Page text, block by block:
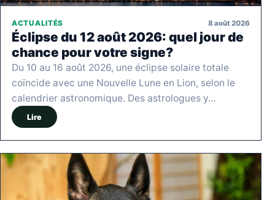
ACTUALITÉS 8 août 2026
Éclipse du 12 août 2026: quel jour de
chance pour votre signe?
Du 10 au 16 août 2026, une éclipse solaire totale
coïncide avec une Nouvelle Lune en Lion, selon le
calendrier astronomique. Des astrologues y…
Lire